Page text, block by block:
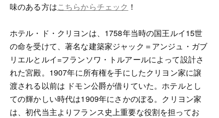
味のある方はこちらからチェック ！
ホテル・ド・クリヨンは、1758年当時の国王ルイ15世
の命を受けて、著名な建築家ジャック＝アンジュ・ガブ
リエルとルイ=フランソワ・トルアールによって設計さ
れた宮殿。1907年に所有権を手にしたクリヨン家に譲
渡される以前は ドモン公爵が借りていた。ホテルとし
ての輝かしい時代は1909年にさかのぼる。クリヨン家
は、初代当主よりフランス史上重要な役割を担ってお